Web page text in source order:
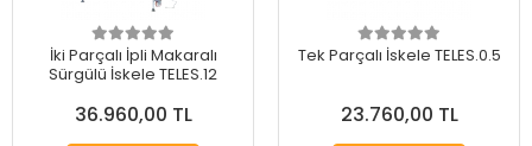
İki Parçalı İpli Makaralı
Sürgülü İskele TELES.12
36.960,00 TL
Tek Parçalı İskele TELES.0.5
23.760,00 TL